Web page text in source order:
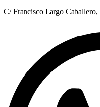
C/ Francisco Largo